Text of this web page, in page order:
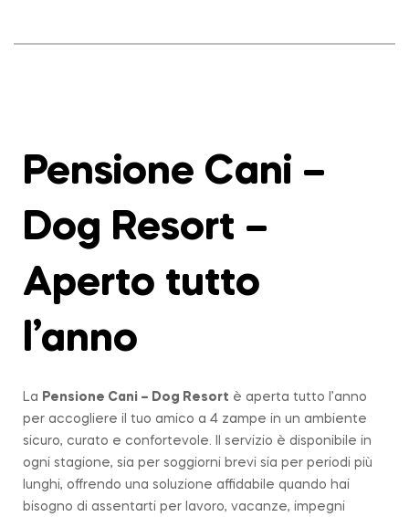
Pensione Cani –
Dog Resort –
Aperto tutto
l’anno
La Pensione Cani – Dog Resort è aperta tutto l’anno
per accogliere il tuo amico a 4 zampe in un ambiente
sicuro, curato e confortevole. Il servizio è disponibile in
ogni stagione, sia per soggiorni brevi sia per periodi più
lunghi, offrendo una soluzione affidabile quando hai
bisogno di assentarti per lavoro, vacanze, impegni